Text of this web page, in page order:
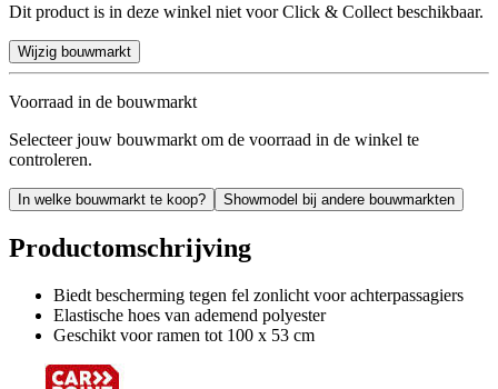
Dit product is in deze winkel niet voor Click & Collect beschikbaar.
Wijzig bouwmarkt
Voorraad in de bouwmarkt
Selecteer jouw bouwmarkt om de voorraad in de winkel te
controleren.
In welke bouwmarkt te koop? Showmodel bij andere bouwmarkten
Productomschrijving
Biedt bescherming tegen fel zonlicht voor achterpassagiers
Elastische hoes van ademend polyester
Geschikt voor ramen tot 100 x 53 cm